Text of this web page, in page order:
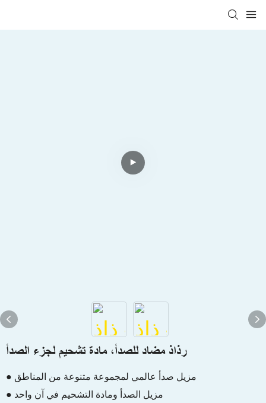
رذاذ مضاد للصدأ، مادة تشحيم لجزء الصدأ
● مزيل صدأ عالمي لمجموعة متنوعة من المناطق
● مزيل الصدأ ومادة التشحيم في آن واحد